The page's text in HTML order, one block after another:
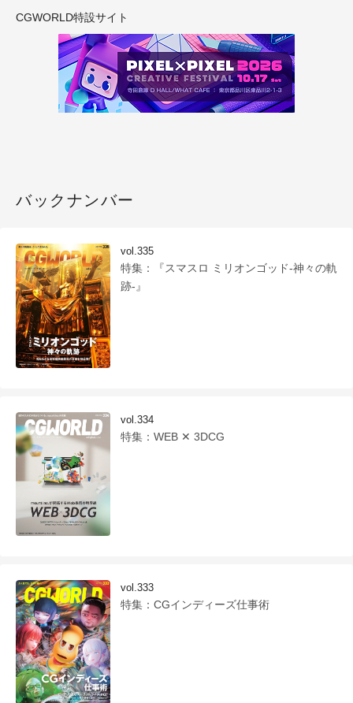
CGWORLD特設サイト
バックナンバー
vol.335
特集：『スマスロ ミリオンゴッド-神々の軌
跡-』
vol.334
特集：WEB ✕ 3DCG
vol.333
特集：CGインディーズ仕事術